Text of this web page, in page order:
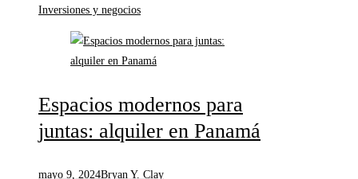
Inversiones y negocios
Espacios modernos para
juntas: alquiler en Panamá
mayo 9, 2024Bryan Y. Clay